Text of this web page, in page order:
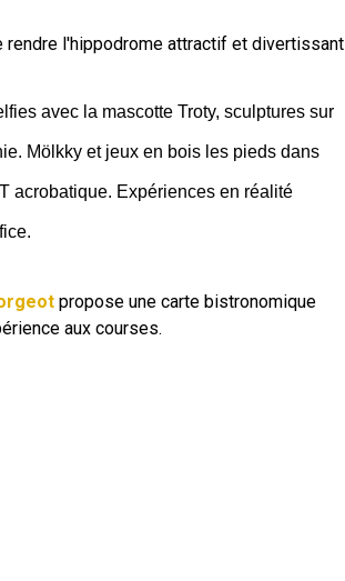
rendre l'hippodrome attractif et divertissant
avec la mascotte Troty, sculptures sur
Mölkky et jeux en bois les pieds dans
acrobatique. Expériences en réalité
propose une carte bistronomique
aux courses.